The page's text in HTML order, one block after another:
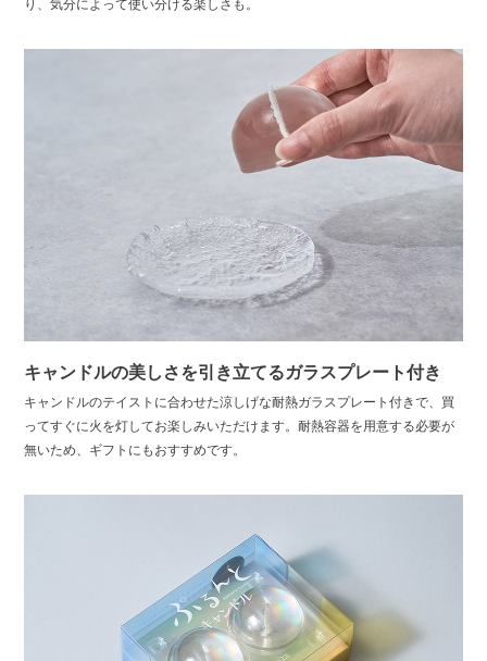
り、気分によって使い分ける楽しさも。
キャンドルの美しさを引き立てるガラスプレート付き
キャンドルのテイストに合わせた涼しげな耐熱ガラスプレート付きで、買
ってすぐに火を灯してお楽しみいただけます。耐熱容器を用意する必要が
無いため、ギフトにもおすすめです。